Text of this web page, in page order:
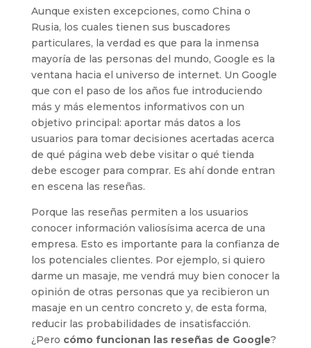
Aunque existen excepciones, como China o
Rusia, los cuales tienen sus buscadores
particulares, la verdad es que para la inmensa
mayoría de las personas del mundo, Google es la
ventana hacia el universo de internet. Un Google
que con el paso de los años fue introduciendo
más y más elementos informativos con un
objetivo principal: aportar más datos a los
usuarios para tomar decisiones acertadas acerca
de qué página web debe visitar o qué tienda
debe escoger para comprar. Es ahí donde entran
en escena las reseñas.
Porque las reseñas permiten a los usuarios
conocer información valiosísima acerca de una
empresa. Esto es importante para la confianza de
los potenciales clientes. Por ejemplo, si quiero
darme un masaje, me vendrá muy bien conocer la
opinión de otras personas que ya recibieron un
masaje en un centro concreto y, de esta forma,
reducir las probabilidades de insatisfacción.
¿Pero cómo funcionan las reseñas de Google?